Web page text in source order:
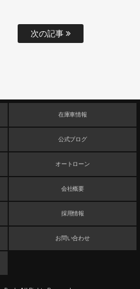
次の記事
在庫車情報
公式ブログ
オートローン
会社概要
採用情報
お問い合わせ